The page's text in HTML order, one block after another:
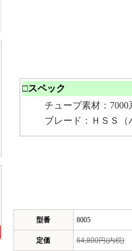
□スペック
チューブ素材：
ブレード：ＨＳＳ
型番 8005
定価 64,800円(内税)